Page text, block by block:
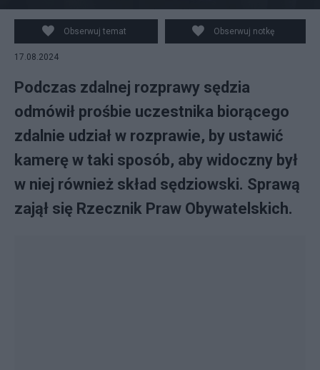
Obserwuj temat Obserwuj notkę
17.08.2024
Podczas zdalnej rozprawy sędzia
odmówił prośbie uczestnika biorącego
zdalnie udział w rozprawie, by ustawić
kamerę w taki sposób, aby widoczny był
w niej również skład sędziowski. Sprawą
zajął się Rzecznik Praw Obywatelskich.